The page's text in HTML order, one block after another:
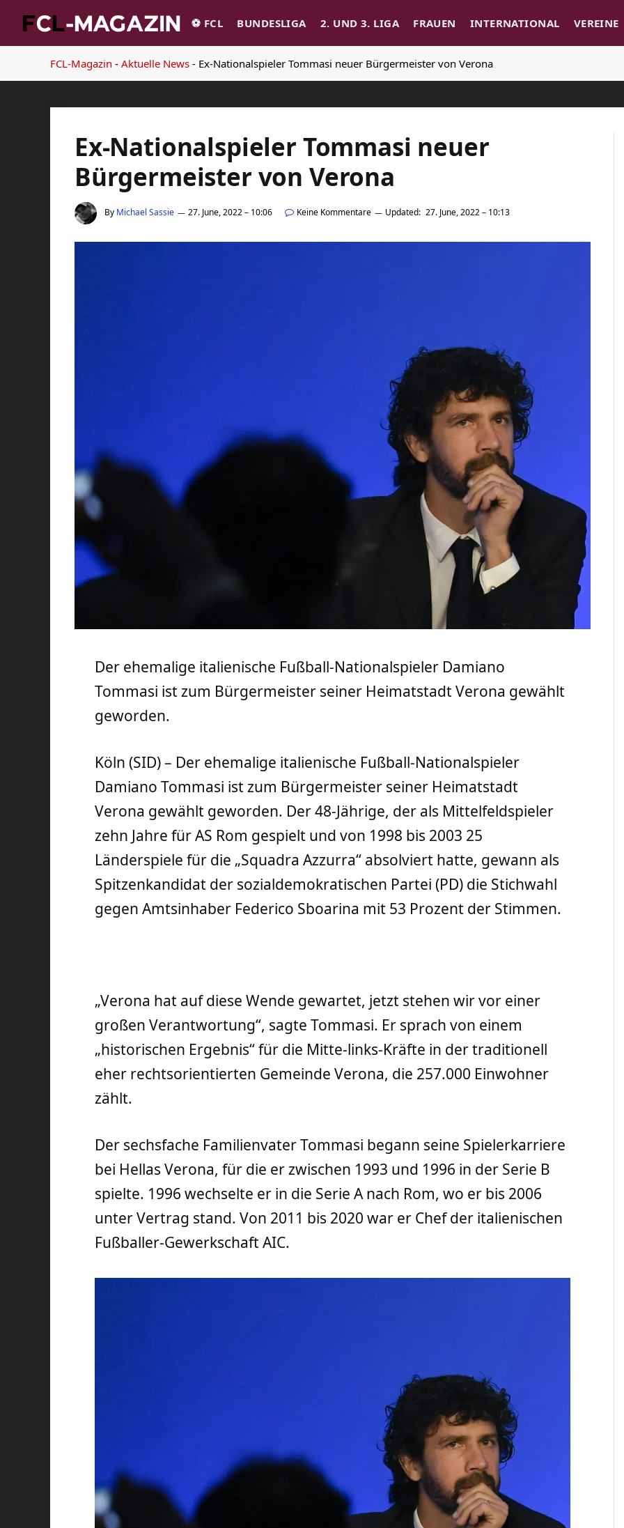
⚽️ FCL BUNDESLIGA 2. UND 3. LIGA FRAUEN INTERNATIONAL VEREINE
FCL-Magazin - Aktuelle News - Ex-Nationalspieler Tommasi neuer Bürgermeister von Verona
Ex-Nationalspieler Tommasi neuer
Bürgermeister von Verona
By Michael Sassie 27. June, 2022 – 10:06 Keine Kommentare Updated: 27. June, 2022 – 10:13
Der ehemalige italienische Fußball-Nationalspieler Damiano
Tommasi ist zum Bürgermeister seiner Heimatstadt Verona gewählt
geworden.
Köln (SID) – Der ehemalige italienische Fußball-Nationalspieler
Damiano Tommasi ist zum Bürgermeister seiner Heimatstadt
Verona gewählt geworden. Der 48-Jährige, der als Mittelfeldspieler
zehn Jahre für AS Rom gespielt und von 1998 bis 2003 25
Länderspiele für die „Squadra Azzurra“ absolviert hatte, gewann als
Spitzenkandidat der sozialdemokratischen Partei (PD) die Stichwahl
gegen Amtsinhaber Federico Sboarina mit 53 Prozent der Stimmen.
„Verona hat auf diese Wende gewartet, jetzt stehen wir vor einer
großen Verantwortung“, sagte Tommasi. Er sprach von einem
„historischen Ergebnis“ für die Mitte-links-Kräfte in der traditionell
eher rechtsorientierten Gemeinde Verona, die 257.000 Einwohner
zählt.
Der sechsfache Familienvater Tommasi begann seine Spielerkarriere
bei Hellas Verona, für die er zwischen 1993 und 1996 in der Serie B
spielte. 1996 wechselte er in die Serie A nach Rom, wo er bis 2006
unter Vertrag stand. Von 2011 bis 2020 war er Chef der italienischen
Fußballer-Gewerkschaft AIC.